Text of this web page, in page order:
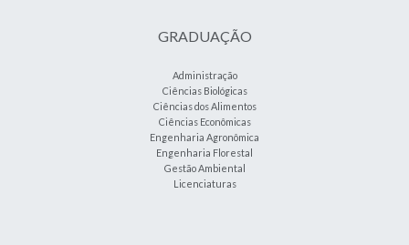
GRADUAÇÃO
Administração
Ciências Biológicas
Ciências dos Alimentos
Ciências Econômicas
Engenharia Agronômica
Engenharia Florestal
Gestão Ambiental
Licenciaturas